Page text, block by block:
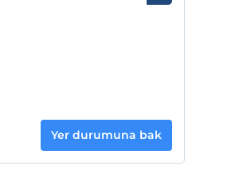
Yer durumuna bak